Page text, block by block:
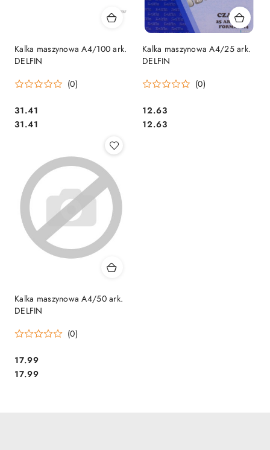
Kalka maszynowa A4/100 ark.
DELFIN
(0)
Cena:
31.41
Cena:
31.41
Kalka maszynowa A4/25 ark.
DELFIN
(0)
Cena:
12.63
Cena:
12.63
Kalka maszynowa A4/50 ark.
DELFIN
(0)
Cena:
17.99
Cena:
17.99